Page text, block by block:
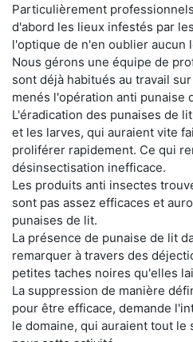
Particulièrement
d'abord les lieux infestés par
l'optique de n'en oublier aucun
Nous gérons une équipe de
sont déjà habitués au travail
menés l'opération anti punaise
L'éradication des punaises de
et les larves, qui auraient vite
proliférer rapidement. Ce qui
désinsectisation inefficace.
Les produits anti insectes
sont pas assez efficaces et
punaises de lit.
La présence de punaise de lit
remarquer à travers des
petites taches noires qu'elles
La suppression de manière
pour être efficace, demande
le domaine, qui auraient tout le